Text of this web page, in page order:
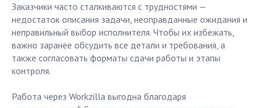
Заказчики часто сталкиваются с трудностями —
недостаток описания задачи, неоправданные ожидания и
неправильный выбор исполнителя. Чтобы их избежать,
важно заранее обсудить все детали и требования, а
также согласовать форматы сдачи работы и этапы
контроля.
Работа через Workzilla выгодна благодаря